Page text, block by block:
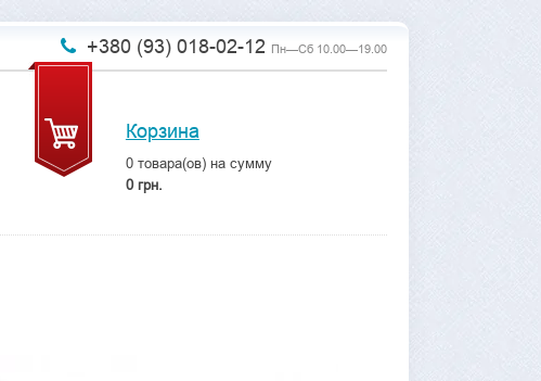
+380 (93) 018-02-12 Пн—Сб 10.00—19.00
Корзина
0товара(ов) на сумму
0 грн.